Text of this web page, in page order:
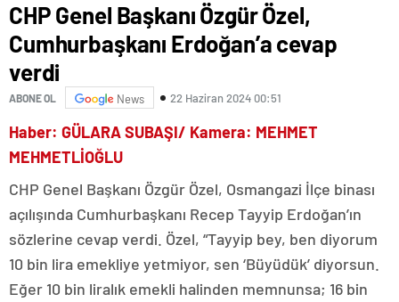
CHP Genel Başkanı Özgür Özel,
Cumhurbaşkanı Erdoğan’a cevap
verdi
ABONE OL News 22 Haziran 2024 00:51
Haber: GÜLARA SUBAŞI/ Kamera: MEHMET
MEHMETLİOĞLU
CHP Genel Başkanı Özgür Özel, Osmangazi İlçe binası
açılışında Cumhurbaşkanı Recep Tayyip Erdoğan’ın
sözlerine cevap verdi. Özel, “Tayyip bey, ben diyorum
10 bin lira emekliye yetmiyor, sen ‘Büyüdük’ diyorsun.
Eğer 10 bin liralık emekli halinden memnunsa; 16 bin